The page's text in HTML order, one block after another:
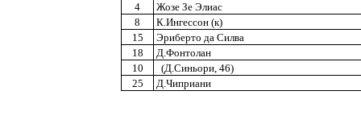
4
Жозе Зе Элиас
8
К.Ингессон (к)
15
Эриберто да Силва
18
Д.Фонтолан
10
(Д.Синьори, 46)
25
Д.Чиприани